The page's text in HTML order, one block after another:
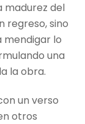
madurez del
regreso, sino
mendigar lo
una
la obra.
un verso
otros